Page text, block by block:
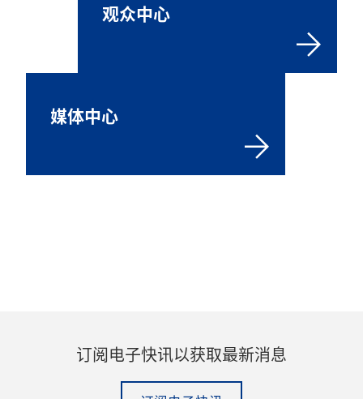
观众中心
媒体中心
订阅电子快讯以获取最新消息